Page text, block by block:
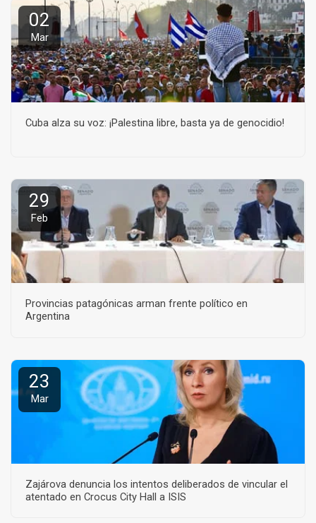
02
Mar
Cuba alza su voz: ¡Palestina libre, basta ya de genocidio!
29
Feb
Provincias patagónicas arman frente político en
Argentina
23
Mar
Zajárova denuncia los intentos deliberados de vincular el
atentado en Crocus City Hall a ISIS